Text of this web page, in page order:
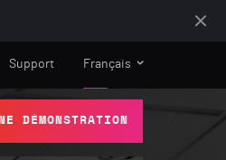
DÉMONSTRATION
Support Français